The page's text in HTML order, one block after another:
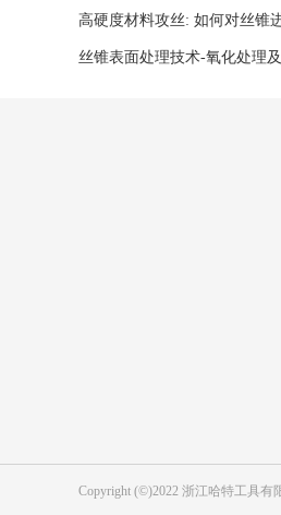
高硬度材料攻丝: 如何对丝锥
改进
丝锥表面处理技术-氧化处理
Copyright (©)2022 浙江哈特工具有